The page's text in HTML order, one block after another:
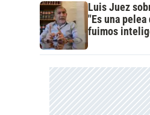
Luis Juez
"Es una
fuimos